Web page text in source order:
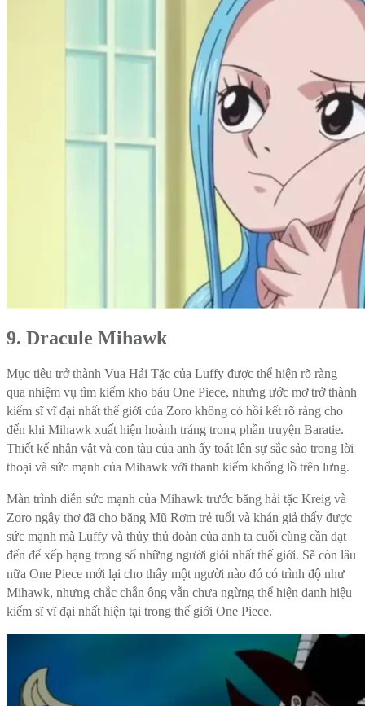
9. Dracule Mihawk
Mục tiêu trở thành Vua Hải Tặc của Luffy được thể hiện rõ ràng
qua nhiệm vụ tìm kiếm kho báu One Piece, nhưng ước mơ trở thành
kiếm sĩ vĩ đại nhất thế giới của Zoro không có hồi kết rõ ràng cho
đến khi Mihawk xuất hiện hoành tráng trong phần truyện Baratie.
Thiết kế nhân vật và con tàu của anh ấy toát lên sự sắc sảo trong lời
thoại và sức mạnh của Mihawk với thanh kiếm khổng lồ trên lưng.
Màn trình diễn sức mạnh của Mihawk trước băng hải tặc Kreig và
Zoro ngây thơ đã cho băng Mũ Rơm trẻ tuổi và khán giả thấy được
sức mạnh mà Luffy và thủy thủ đoàn của anh ta cuối cùng cần đạt
đến để xếp hạng trong số những người giỏi nhất thế giới. Sẽ còn lâu
nữa One Piece mới lại cho thấy một người nào đó có trình độ như
Mihawk, nhưng chắc chắn ông vẫn chưa ngừng thể hiện danh hiệu
kiếm sĩ vĩ đại nhất hiện tại trong thế giới One Piece.